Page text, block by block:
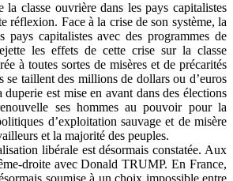
la classe ouvrière dans les pays capitalistes
réflexion. Face à la crise de son système, la
pays capitalistes avec des programmes de
les effets de cette crise sur la classe
à toutes sortes de misères et de précarités
se taillent des millions de dollars ou d’euros
est mise en avant dans des élections
ses hommes au pouvoir pour la
d’exploitation sauvage et de misère
et la majorité des peuples.
libérale est désormais constatée. Aux
droite avec Donald TRUMP. En France,